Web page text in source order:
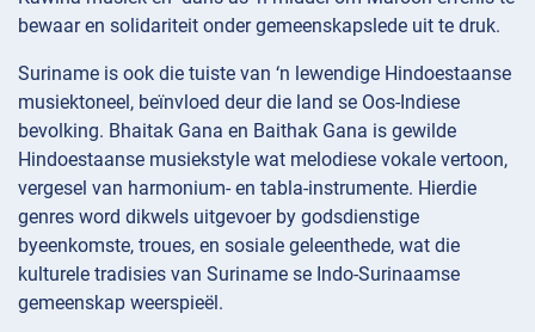
bewaar en solidariteit onder gemeenskapslede uit te druk.
Suriname is ook die tuiste van ‘n lewendige Hindoestaanse
musiektoneel, beïnvloed deur die land se Oos-Indiese
bevolking. Bhaitak Gana en Baithak Gana is gewilde
Hindoestaanse musiekstyle wat melodiese vokale vertoon,
vergesel van harmonium- en tabla-instrumente. Hierdie
genres word dikwels uitgevoer by godsdienstige
byeenkomste, troues, en sosiale geleenthede, wat die
kulturele tradisies van Suriname se Indo-Surinaamse
gemeenskap weerspieël.